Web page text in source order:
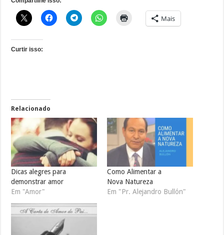
Mais
Curtir isso:
Relacionado
Dicas alegres para
demonstrar amor
Em "Amor"
Como Alimentar a
Nova Natureza
Em "Pr. Alejandro Bullón"